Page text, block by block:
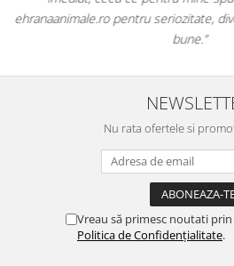
originale și în termen. Magazin serios,
pentru orice stăpân
Nu rata ofertele si
Vreau să primesc noutati
Politica de Confidențialitate.